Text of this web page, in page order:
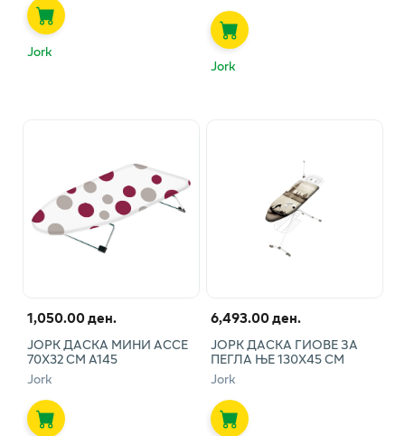
Jork
Jork
1,050.00 ден.
ЈОРК ДАСКА МИНИ АССЕ
70Х32 СМ А145
Jork
6,493.00 ден.
ЈОРК ДАСКА ГИОВЕ ЗА
ПЕГЛА ЊЕ 130Х45 СМ
Jork